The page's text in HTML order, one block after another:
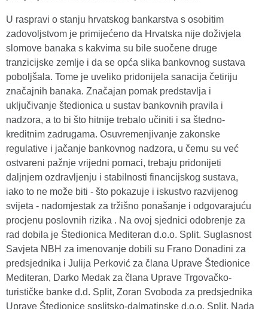
U raspravi o stanju hrvatskog bankarstva s osobitim
zadovoljstvom je primijećeno da Hrvatska nije doživjela
slomove banaka s kakvima su bile suočene druge
tranzicijske zemlje i da se opća slika bankovnog sustava
poboljšala. Tome je uveliko pridonijela sanacija četiriju
značajnih banaka. Značajan pomak predstavlja i
uključivanje štedionica u sustav bankovnih pravila i
nadzora, a to bi što hitnije trebalo učiniti i sa štedno-
kreditnim zadrugama. Osuvremenjivanje zakonske
regulative i jačanje bankovnog nadzora, u čemu su već
ostvareni pažnje vrijedni pomaci, trebaju pridonijeti
daljnjem ozdravljenju i stabilnosti financijskog sustava,
iako to ne može biti - što pokazuje i iskustvo razvijenog
svijeta - nadomjestak za tržišno ponašanje i odgovarajuću
procjenu poslovnih rizika . Na ovoj sjednici odobrenje za
rad dobila je Štedionica Mediteran d.o.o. Split. Suglasnost
Savjeta NBH za imenovanje dobili su Frano Donadini za
predsjednika i Julija Perković za člana Uprave Štedionice
Mediteran, Darko Medak za člana Uprave Trgovačko-
turističke banke d.d. Split, Zoran Svoboda za predsjednika
Uprave Štedionice spslitsko-dalmatinske d.o.o. Split, Nada